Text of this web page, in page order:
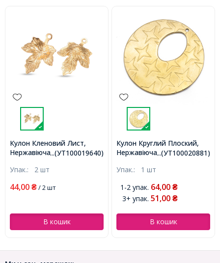
...(УТ100019640)
Кулон Кленовий Лист,
Нержавіюча Сталь, Золото,
(УТ100019640)
Упак.: 2 шт
44,00 ₴/ 2 шт
В кошик
...(УТ100020881)
Кулон Круглий Плоский,
Нержавіюча Сталь, з
Золото, Розмір: 35.3х1мм,
Упак.: 1 шт
1-2 упак. 64,00 ₴
3+ упак. 51,00 ₴
В кошик